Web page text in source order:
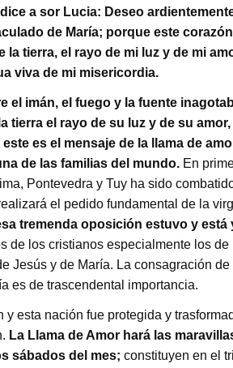
a sor Lucia: Deseo
de María; porque este
tierra, el rayo de mi luz y de mi
viva de mi misericordia.
el imán, el fuego y la fuente
tierra el rayo de su luz y de su
es el mensaje de la llama de
de las familias del mundo. En
Pontevedra y Tuy ha sido
el pedido fundamental de la
tremenda oposición estuvo y
de los cristianos especialmente los
Jesús y de María. La consagración
es de trascendental importancia.
esta nación fue protegida y
La Llama de Amor hará las
sábados del mes; constituyen en el